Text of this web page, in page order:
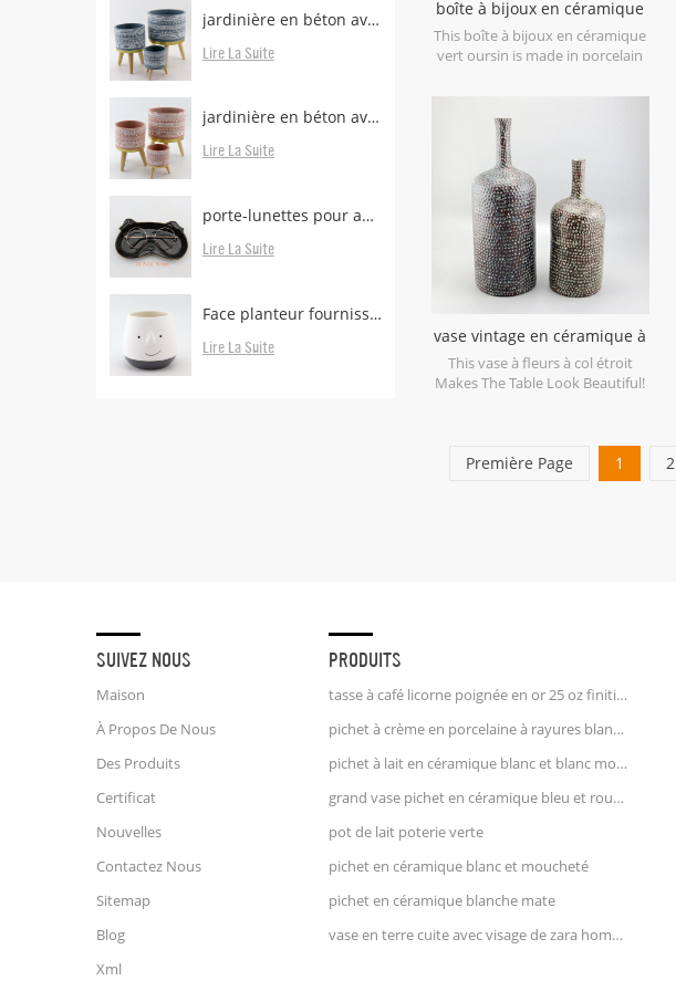
jardinière en béton avec pieds en bois
Lire La Suite
jardinière en béton avec pieds boisés à vendre
Lire La Suite
porte-lunettes pour animaux
Lire La Suite
Face planteur fournisseurs et fabricants
Lire La Suite
boîte à bijoux en céramique
vert oursin
This boîte à bijoux en céramique
vert oursin is made in porcelain
used for jewelry storage or dry
food and goods. Microwave safe
and food safe.
vase vintage en céramique à
col étroit
This vase à fleurs à col étroit
Makes The Table Look Beautiful!
Première Page 1 2
SUIVEZ NOUS
Maison
À Propos De Nous
Des Produits
Certificat
Nouvelles
Contactez Nous
Sitemap
Blog
Xml
PRODUITS
tasse à café licorne poignée en or 25 oz finition estampée
pichet à crème en porcelaine à rayures blanches et bleues pichet à eau
pichet à lait en céramique blanc et blanc moucheté
grand vase pichet en céramique bleu et rouge
pot de lait poterie verte
pichet en céramique blanc et moucheté
pichet en céramique blanche mate
vase en terre cuite avec visage de zara home style